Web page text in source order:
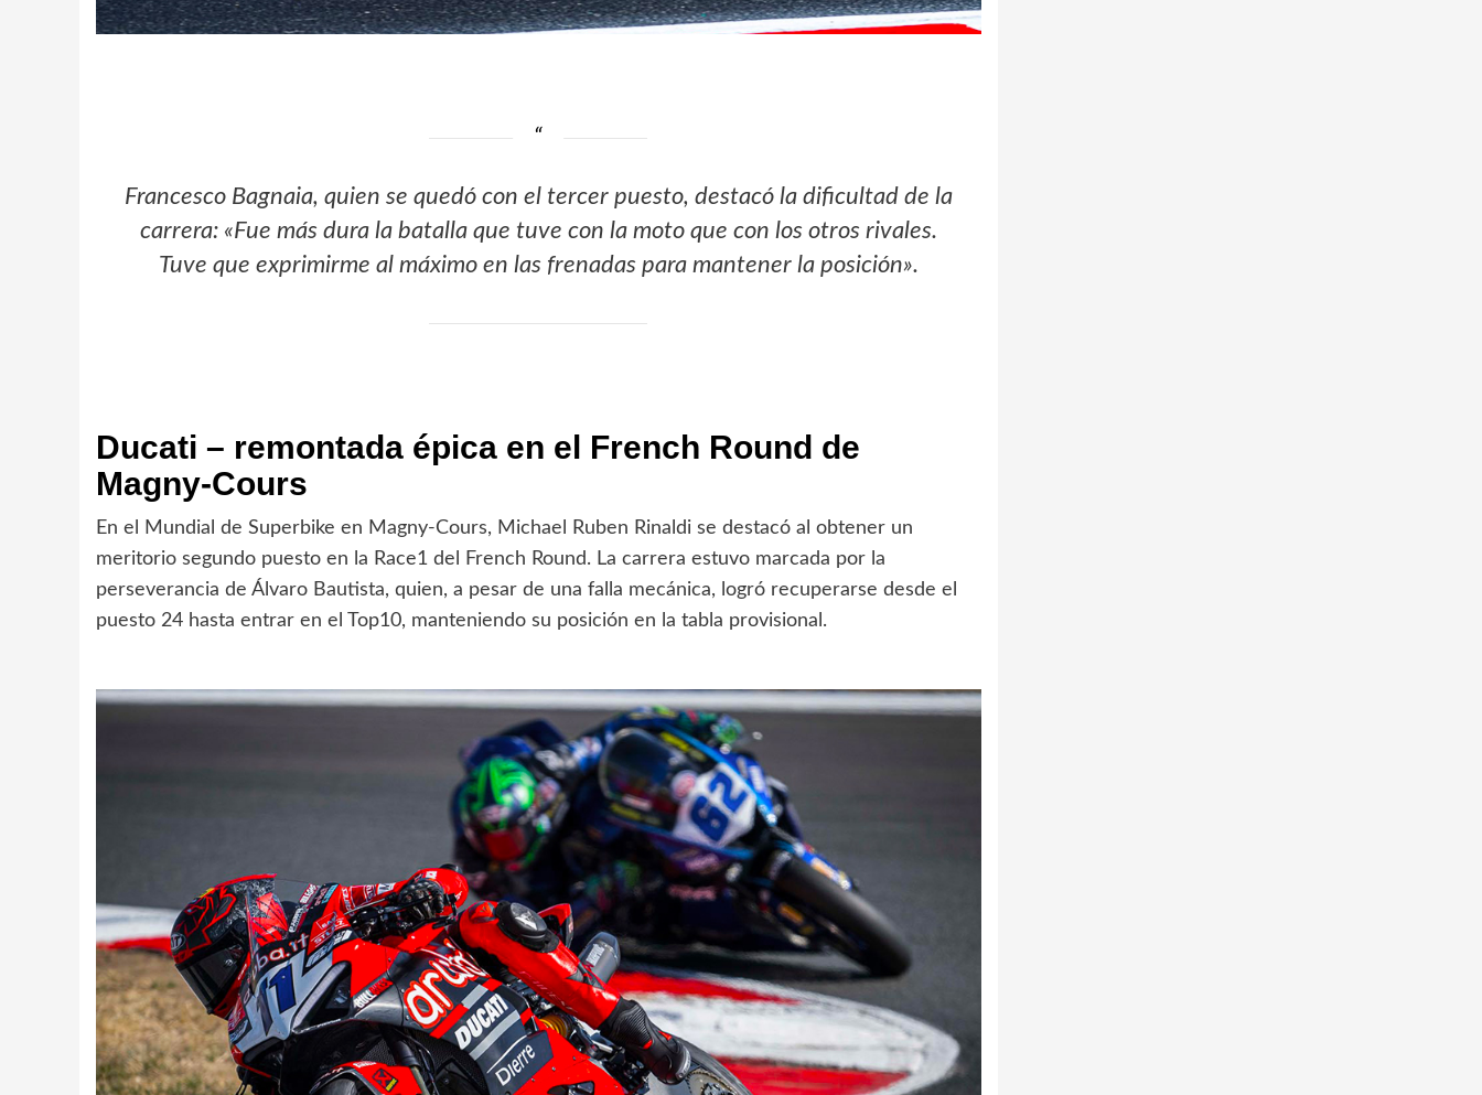
Francesco Bagnaia, quien se quedó con el tercer puesto, destacó la dificultad de la
carrera: «Fue más dura la batalla que tuve con la moto que con los otros rivales.
Tuve que exprimirme al máximo en las frenadas para mantener la posición».
Ducati – remontada épica en el French Round de
Magny-Cours
En el Mundial de Superbike en Magny-Cours, Michael Ruben Rinaldi se destacó al obtener un
meritorio segundo puesto en la Race1 del French Round. La carrera estuvo marcada por la
perseverancia de Álvaro Bautista, quien, a pesar de una falla mecánica, logró recuperarse desde el
puesto 24 hasta entrar en el Top10, manteniendo su posición en la tabla provisional.